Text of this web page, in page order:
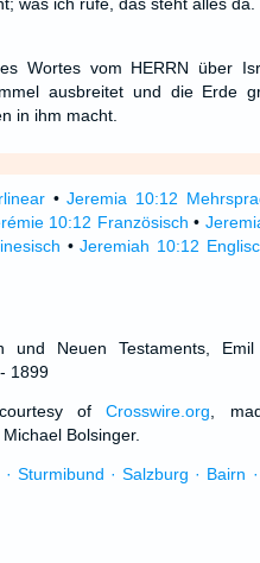
Wortes vom HERRN über
ausbreitet und die Erde
in ihm macht.
•Jeremia 10:12
10:12 Französisch •
•Jeremiah 10:12
und Neuen Testaments,
1899
courtesy ofCrosswire.org ,
Bolsinger.
Sturmibund · Salzburg · Bairn